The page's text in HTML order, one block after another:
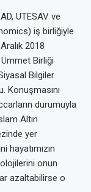
UTESAV ve
iş birliğiyle
2018
Birliği
Bilgiler
Konuşmasını
durumuyla
Altın
yer
hayatımızın
onun
azaltabilirse o